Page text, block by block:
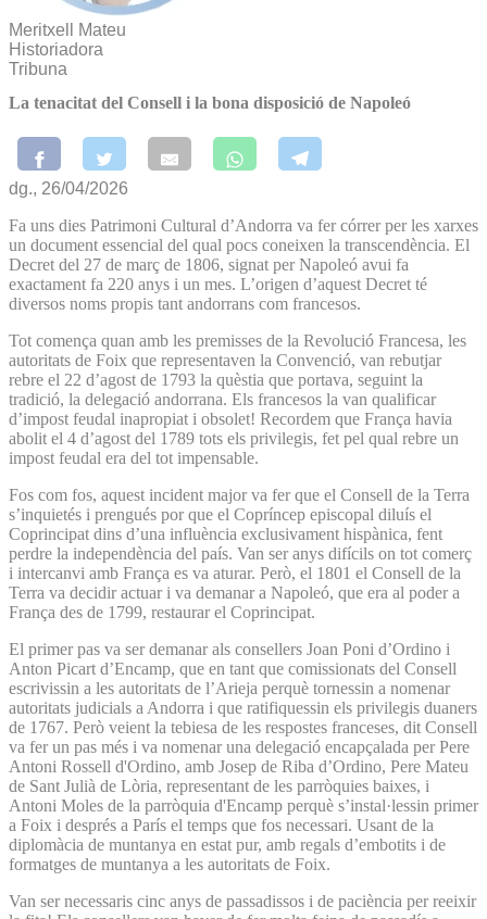
Meritxell Mateu
Historiadora
Tribuna
La tenacitat del Consell i la bona disposició de Napoleó
dg., 26/04/2026
Fa uns dies Patrimoni Cultural d’Andorra va fer córrer per les xarxes
un document essencial del qual pocs coneixen la transcendència. El
Decret del 27 de març de 1806, signat per Napoleó avui fa
exactament fa 220 anys i un mes. L’origen d’aquest Decret té
diversos noms propis tant andorrans com francesos.
Tot comença quan amb les premisses de la Revolució Francesa, les
autoritats de Foix que representaven la Convenció, van rebutjar
rebre el 22 d’agost de 1793 la quèstia que portava, seguint la
tradició, la delegació andorrana. Els francesos la van qualificar
d’impost feudal inapropiat i obsolet! Recordem que França havia
abolit el 4 d’agost del 1789 tots els privilegis, fet pel qual rebre un
impost feudal era del tot impensable.
Fos com fos, aquest incident major va fer que el Consell de la Terra
s’inquietés i prengués por que el Copríncep episcopal diluís el
Coprincipat dins d’una influència exclusivament hispànica, fent
perdre la independència del país. Van ser anys difícils on tot comerç
i intercanvi amb França es va aturar. Però, el 1801 el Consell de la
Terra va decidir actuar i va demanar a Napoleó, que era al poder a
França des de 1799, restaurar el Coprincipat.
El primer pas va ser demanar als consellers Joan Poni d’Ordino i
Anton Picart d’Encamp, que en tant que comissionats del Consell
escrivissin a les autoritats de l’Arieja perquè tornessin a nomenar
autoritats judicials a Andorra i que ratifiquessin els privilegis duaners
de 1767. Però veient la tebiesa de les respostes franceses, dit Consell
va fer un pas més i va nomenar una delegació encapçalada per Pere
Antoni Rossell d'Ordino, amb Josep de Riba d’Ordino, Pere Mateu
de Sant Julià de Lòria, representant de les parròquies baixes, i
Antoni Moles de la parròquia d'Encamp perquè s’instal·lessin primer
a Foix i després a París el temps que fos necessari. Usant de la
diplomàcia de muntanya en estat pur, amb regals d’embotits i de
formatges de muntanya a les autoritats de Foix.
Van ser necessaris cinc anys de passadissos i de paciència per reeixir